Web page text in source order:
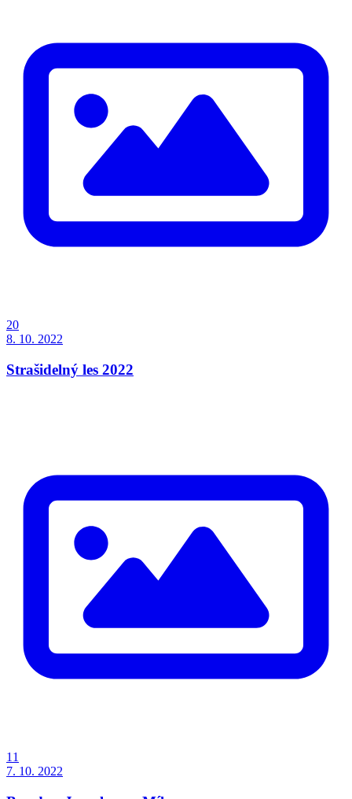
20
8. 10. 2022
Strašidelný les 2022
11
7. 10. 2022